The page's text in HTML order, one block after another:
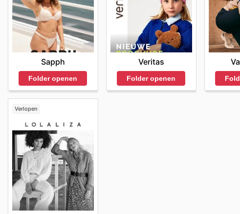
Sapph
Folder openen
Veritas
Folder openen
Verlopen